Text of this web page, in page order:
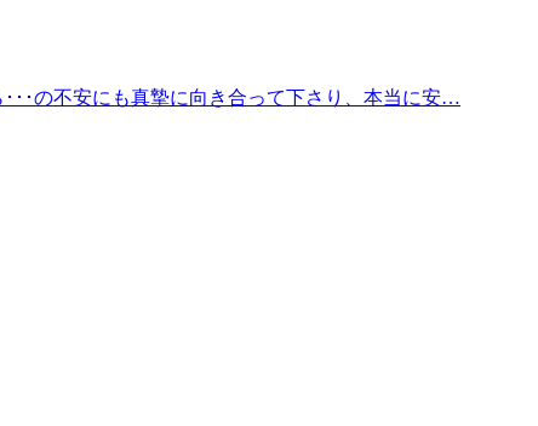
･･の不安にも真摯に向き合って下さり、本当に安…